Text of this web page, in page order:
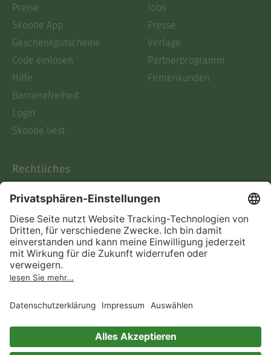
Preise
Skoobe App
Geschenkgutscheine
Code einlösen
Hilfe
Barrierefreiheit
Login
Skoobe liest
Jobs
Presse
Verlage
Partnerprogramm
Firmenkunden
Rechtliches
AGB
Informationen nach Data
Act
Verträge hier kündigen
Impressum
Immer ein gutes Buch